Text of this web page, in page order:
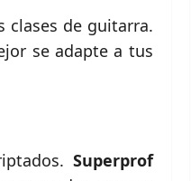
clases de guitarra.
se adapte a tus
Superprof